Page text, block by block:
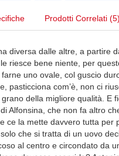
Prodotti Correlati (5)
diversa dalle altre, a partire
riesce bene niente, per
uno ovale, col guscio
pasticciona com’è, non ci
della migliore qualità. E
Alfonsina, che non fa altro
ce la mette davvero tutta
che si tratta di un uovo
al centro e circondato da